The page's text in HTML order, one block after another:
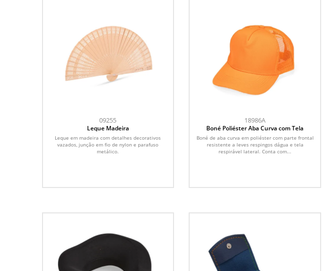
09255
Leque Madeira
Leque em madeira com detalhes decorativos
vazados, junção em fio de nylon e parafuso
metálico.
18986A
Boné Poliéster Aba Curva com Tela
Boné de aba curva em poliéster com parte frontal
resistente a leves respingos dágua e tela
respirável lateral. Conta com...